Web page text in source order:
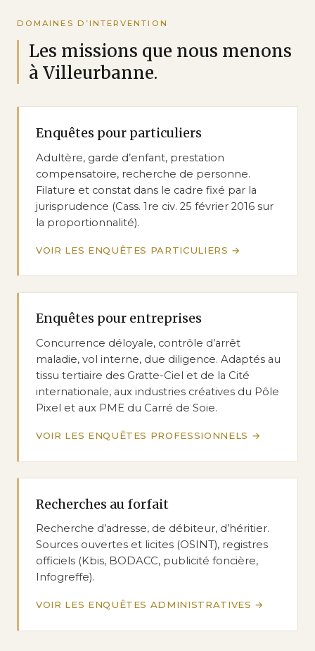
DOMAINES D’INTERVENTION
Les missions que nous menons
à Villeurbanne.
Enquêtes pour particuliers
Adultère, garde d’enfant, prestation
compensatoire, recherche de personne.
Filature et constat dans le cadre fixé par la
jurisprudence (Cass. 1re civ. 25 février 2016 sur
la proportionnalité).
VOIR LES ENQUÊTES PARTICULIERS
Enquêtes pour entreprises
Concurrence déloyale, contrôle d’arrêt
maladie, vol interne, due diligence. Adaptés au
tissu tertiaire des Gratte-Ciel et de la Cité
internationale, aux industries créatives du Pôle
Pixel et aux PME du Carré de Soie.
VOIR LES ENQUÊTES PROFESSIONNELS
Recherches au forfait
Recherche d’adresse, de débiteur, d’héritier.
Sources ouvertes et licites (OSINT), registres
officiels (Kbis, BODACC, publicité foncière,
Infogreffe).
VOIR LES ENQUÊTES ADMINISTRATIVES